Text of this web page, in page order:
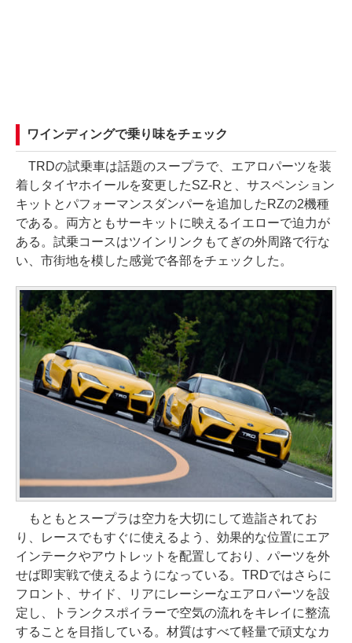
ワインディングで乗り味をチェック
TRDの試乗車は話題のスープラで、エアロパーツを装
着しタイヤホイールを変更したSZ-Rと、サスペンション
キットとパフォーマンスダンパーを追加したRZの2機種
である。両方ともサーキットに映えるイエローで迫力が
ある。試乗コースはツインリンクもてぎの外周路で行な
い、市街地を模した感覚で各部をチェックした。
もともとスープラは空力を大切にして造詣されてお
り、レースでもすぐに使えるよう、効果的な位置にエア
インテークやアウトレットを配置しており、パーツを外
せば即実戦で使えるようになっている。TRDではさらに
フロント、サイド、リアにレーシーなエアロパーツを設
定し、トランクスポイラーで空気の流れをキレイに整流
することを目指している。材質はすべて軽量で頑丈なカ